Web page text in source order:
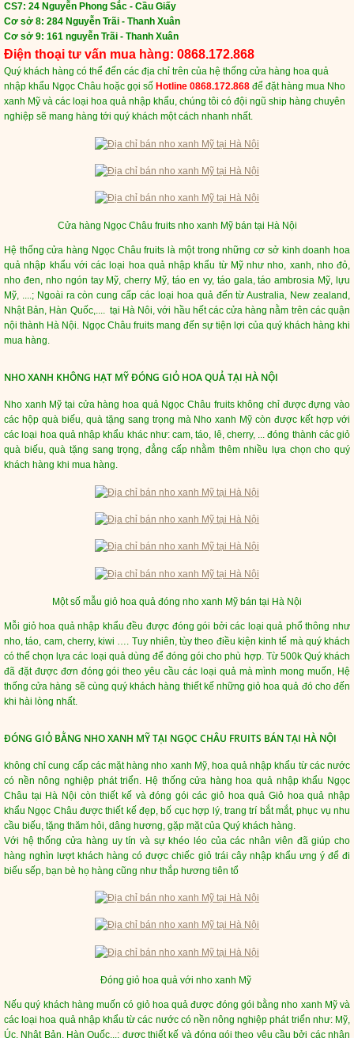
CS7: 24 Nguyễn Phong Sắc - Cầu Giấy
​Cơ sở 8: 284 Nguyễn Trãi - Thanh Xuân
Cơ sở 9: 161 nguyễn Trãi - Thanh Xuân
Điện thoại tư vấn mua hàng: 0868.172.868
Quý khách hàng có thể đến các địa chỉ trên của hệ thống cửa hàng hoa quả
nhập khẩu Ngọc Châu hoặc gọi số Hotline 0868.172.868 để đặt hàng mua Nho
xanh Mỹ và các loại hoa quả nhập khẩu, chúng tôi có đội ngũ ship hàng chuyên
nghiệp sẽ mang hàng tới quý khách một cách nhanh nhất.
Cửa hàng Ngọc Châu fruits nho xanh Mỹ bán tại Hà Nội
Hệ thống cửa hàng Ngọc Châu fruits là một trong những cơ sở kinh doanh hoa
quả nhập khẩu với các loại hoa quả nhập khẩu từ Mỹ như nho, xanh, nho đỏ,
nho đen, nho ngón tay Mỹ, cherry Mỹ, táo en vy, táo gala, táo ambrosia Mỹ, lựu
Mỹ, ....; Ngoài ra còn cung cấp các loại hoa quả đến từ Australia, New zealand,
Nhật Bản, Hàn Quốc,.... tại Hà Nôi, với hầu hết các cửa hàng nằm trên các quận
nội thành Hà Nội. Ngọc Châu fruits mang đến sự tiện lợi của quý khách hàng khi
mua hàng.
NHO XANH KHÔNG HẠT MỸ ĐÓNG GIỎ HOA QUẢ TẠI HÀ NỘI
Nho xanh Mỹ tại cửa hàng hoa quả Ngọc Châu fruits không chỉ được đựng vào
các hộp quà biếu, quà tặng sang trọng mà Nho xanh Mỹ còn được kết hợp với
các loại hoa quả nhập khẩu khác như: cam, táo, lê, cherry, ... đóng thành các giỏ
quà biếu, quà tặng sang trọng, đẳng cấp nhằm thêm nhiều lựa chọn cho quý
khách hàng khi mua hàng.
Một số mẫu giỏ hoa quả đóng nho xanh Mỹ bán tại Hà Nội
Mỗi giỏ hoa quả nhập khẩu đều được đóng gói bởi các loại quả phổ thông như
nho, táo, cam, cherry, kiwi …. Tuy nhiên, tùy theo điều kiện kinh tế mà quý khách
có thể chọn lựa các loại quả dùng để đóng gói cho phù hợp. Từ 500k Quý khách
đã đặt được đơn đóng gói theo yêu cầu các loại quả mà mình mong muốn, Hệ
thống cửa hàng sẽ cùng quý khách hàng thiết kế những giỏ hoa quả đó cho đến
khi hài lòng nhất.
ĐÓNG GIỎ BẰNG NHO XANH MỸ TẠI NGỌC CHÂU FRUITS BÁN TẠI HÀ NỘI
không chỉ cung cấp các mặt hàng nho xanh Mỹ, hoa quả nhập khẩu từ các nước
có nền nông nghiệp phát triển. Hệ thống cửa hàng hoa quả nhập khẩu Ngọc
Châu tại Hà Nội còn thiết kế và đóng gói các giỏ hoa quả Giỏ hoa quả nhập
khẩu Ngọc Châu được thiết kế đẹp, bố cục hợp lý, trang trí bắt mắt, phục vụ nhu
cầu biếu, tặng thăm hỏi, dâng hương, gặp mặt của Quý khách hàng.
Với hệ thống cửa hàng uy tín và sự khéo léo của các nhân viên đã giúp cho
hàng nghìn lượt khách hàng có được chiếc giỏ trái cây nhập khẩu ưng ý để đi
biếu sếp, bạn bè họ hàng cũng như thắp hương tiên tổ
Đóng giỏ hoa quả với nho xanh Mỹ
Nếu quý khách hàng muốn có giỏ hoa quả được đóng gói bằng nho xanh Mỹ và
các loại hoa quả nhập khẩu từ các nước có nền nông nghiệp phát triển như: Mỹ,
Úc, Nhật Bản, Hàn Quốc...; được thiết kế và đóng gói theo yêu cầu bởi các nhân